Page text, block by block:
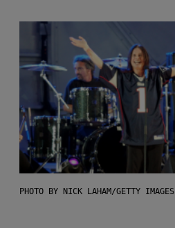
PHOTO BY NICK LAHAM/GETTY IMAGES